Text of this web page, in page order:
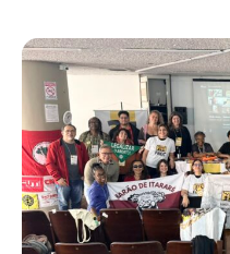
FNDC aprova plataforma de